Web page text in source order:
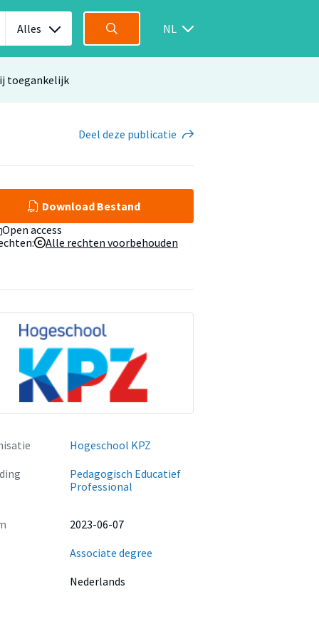
Alles NL
toegankelijk
Deel deze publicatie
Download Bestand
Open access
Alle rechten voorbehouden
Hogeschool KPZ
Pedagogisch Educatief
Professional
2023-06-07
Associate degree
Nederlands